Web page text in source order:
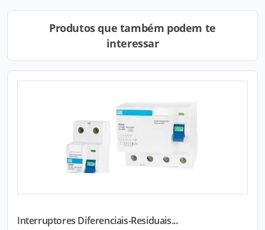
Produtos que também podem te
interessar
Interruptores Diferenciais-Residuais...